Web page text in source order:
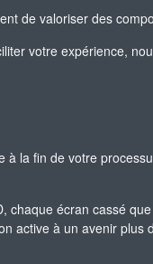
de valoriser des
votre expérience,
à la fin de votre
chaque écran cassé
active à un avenir plus